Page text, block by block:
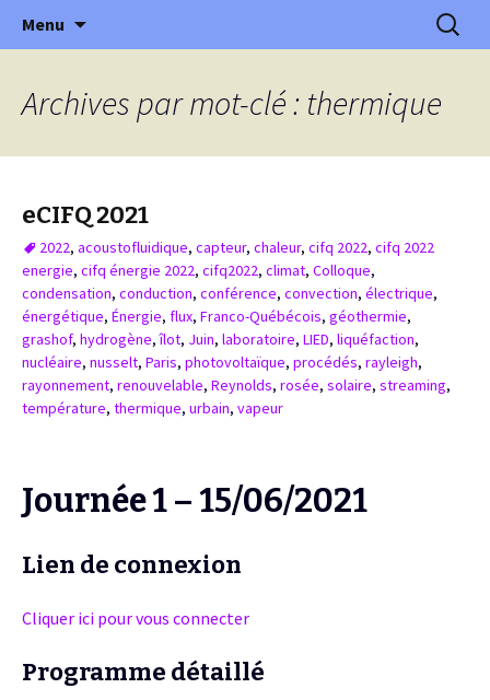
Colloque International
Franco-Québécois en Energie
XVème édition : Ville et transition
Menu
Archives par mot-clé : thermique
eCIFQ 2021
2022, acoustofluidique, capteur, chaleur, cifq 2022, cifq 2022
energie, cifq énergie 2022, cifq2022, climat, Colloque,
condensation, conduction, conférence, convection, électrique,
énergétique, Énergie, flux, Franco-Québécois, géothermie,
grashof, hydrogène,îlot, Juin, laboratoire, LIED, liquéfaction,
nucléaire, nusselt, Paris, photovoltaïque, procédés, rayleigh,
rayonnement, renouvelable, Reynolds, rosée, solaire, streaming,
température, thermique, urbain, vapeur
Journée 1 – 15/06/2021
Lien de connexion
Cliquer ici pour vous connecter
Programme détaillé